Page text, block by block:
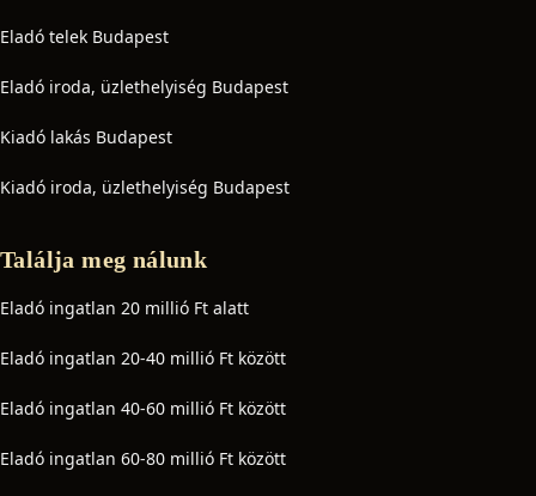
Eladó telek Budapest
Eladó iroda, üzlethelyiség Budapest
Kiadó lakás Budapest
Kiadó iroda, üzlethelyiség Budapest
Találja meg nálunk
Eladó ingatlan 20 millió Ft alatt
Eladó ingatlan 20-40 millió Ft között
Eladó ingatlan 40-60 millió Ft között
Eladó ingatlan 60-80 millió Ft között